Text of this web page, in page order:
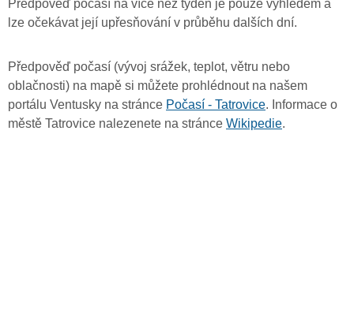
Předpověď počasí na více než týden je pouze výhledem a
lze očekávat její upřesňování v průběhu dalších dní.
Předpověď počasí (vývoj srážek, teplot, větru nebo
oblačnosti) na mapě si můžete prohlédnout na našem
portálu Ventusky na stránce Počasí - Tatrovice. Informace o
městě Tatrovice nalezenete na stránce Wikipedie.